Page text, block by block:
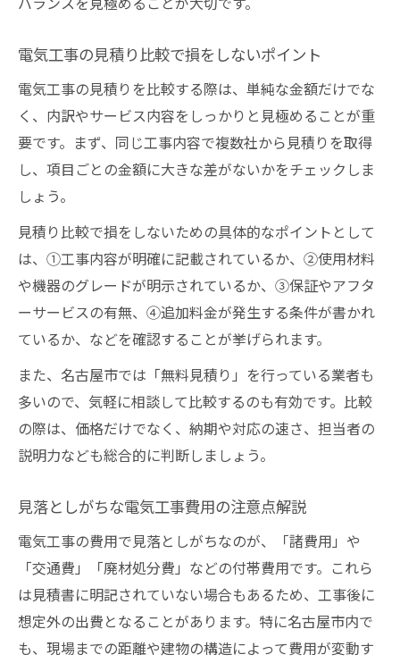
電気工事の見積り比較で損をしないポイント
電気工事の見積りを比較する際は、単純な金額だけでな
く、内訳やサービス内容をしっかりと見極めることが重
要です。まず、同じ工事内容で複数社から見積りを取得
し、項目ごとの金額に大きな差がないかをチェックしま
しょう。
見積り比較で損をしないための具体的なポイントとして
は、①工事内容が明確に記載されているか、②使用材料
や機器のグレードが明示されているか、③保証やアフタ
ーサービスの有無、④追加料金が発生する条件が書かれ
ているか、などを確認することが挙げられます。
また、名古屋市では「無料見積り」を行っている業者も
多いので、気軽に相談して比較するのも有効です。比較
の際は、価格だけでなく、納期や対応の速さ、担当者の
説明力なども総合的に判断しましょう。
見落としがちな電気工事費用の注意点解説
電気工事の費用で見落としがちなのが、「諸費用」や
「交通費」「廃材処分費」などの付帯費用です。これら
は見積書に明記されていない場合もあるため、工事後に
想定外の出費となることがあります。特に名古屋市内で
も、現場までの距離や建物の構造によって費用が変動す